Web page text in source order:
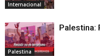
Internacional
Palestina
Palestina: